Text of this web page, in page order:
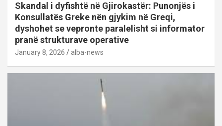
Skandal i dyfishtë në Gjirokastër: Punonjës i
Konsullatës Greke nën gjykim në Greqi,
dyshohet se vepronte paralelisht si informator
pranë strukturave operative
January 8, 2026 alba-news